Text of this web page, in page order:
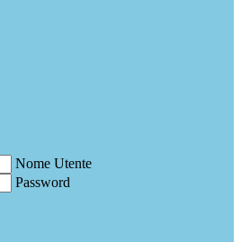
Nome Utente
Password